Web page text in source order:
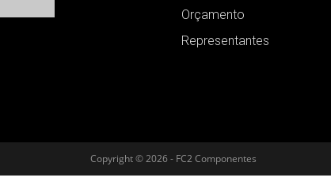
Orçamento
Representantes
Copyright © 2026 - FC2 Componentes